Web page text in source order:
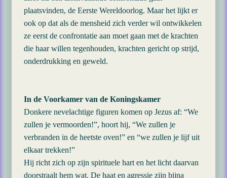
plaatsvinden, de Eerste Wereldoorlog. Maar het lijkt er
ook op dat als de mensheid zich verder wil ontwikkelen
ze eerst de confrontatie aan moet gaan met de krachten
die haar willen tegenhouden, krachten gericht op strijd,
onderdrukking en geweld.
In de Voorkamer van de Koningskamer
Donkere nevelachtige figuren komen op Jezus af: “We
zullen je vermoorden!”, hoort hij, “We zullen je
verbranden in de heetste oven!” en “we zullen je lijf uit
elkaar trekken!”
Hij richt zich op zijn spirituele hart en het licht daarvan
doorstraalt hem wat. De haat en agressie zijn bijna